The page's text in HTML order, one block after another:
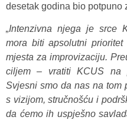
desetak godina bio potpuno
„Intenzivna njega je srce
mora biti apsolutni
mjesta za improvizaciju.
ciljem – vratiti KCUS na
Svjesni smo da nas na tom
s vizijom, stručnošću i
da ćemo ih uspješno